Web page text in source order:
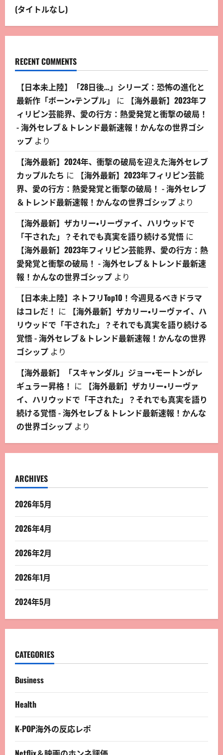
(タイトルなし)
RECENT COMMENTS
【日本未上陸】「28日後…」シリーズ：恐怖の進化と
最新作「ボーン・テンプル」
に
【海外最新】2023年フ
ィリピン芸能界、愛の行方：熱愛発覚と衝撃の破局！
- 海外セレブ＆トレンド最新速報！かんなの世界ゴシ
ップ より
【海外最新】2024年、衝撃の破局を迎えた海外セレブ
カップルたち に
【海外最新】2023年フィリピン芸能
界、愛の行方：熱愛発覚と衝撃の破局！ - 海外セレブ
＆トレンド最新速報！かんなの世界ゴシップ より
【海外最新】ザカリー・リーヴァイ、ハリウッドで
「干された」？それでも真実を語り続ける覚悟 に
【海外最新】2023年フィリピン芸能界、愛の行方：熱
愛発覚と衝撃の破局！ - 海外セレブ＆トレンド最新速
報！かんなの世界ゴシップ より
【日本未上陸】ネトフリTop10！今週見るべきドラマ
はコレだ！ に
【海外最新】ザカリー・リーヴァイ、ハ
リウッドで「干された」？それでも真実を語り続ける
覚悟 - 海外セレブ＆トレンド最新速報！かんなの世界
ゴシップ より
【海外最新】「スキャンダル」ジョー・モートンがレ
ギュラー昇格！ に
【海外最新】ザカリー・リーヴァ
イ、ハリウッドで「干された」？それでも真実を語り
続ける覚悟 - 海外セレブ＆トレンド最新速報！かんな
の世界ゴシップ より
ARCHIVES
2026年5月
2026年4月
2026年2月
2026年1月
2024年5月
CATEGORIES
Business
Health
K-POP海外の反応レポ